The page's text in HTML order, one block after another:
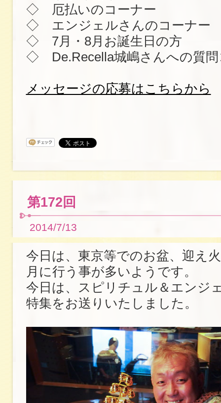
◇ 厄払いのコーナー
◇ エンジェルさんのコーナー
◇ 7月・8月お誕生日の方
◇ De.Recella城嶋さんへの質問
メッセージの応募はこちらから
第172回
2014/7/13
今日は、東京等でのお盆、迎え
月に行う事が多いようです。
今日は、スピリチュル＆エンジ
特集をお送りいたしました。